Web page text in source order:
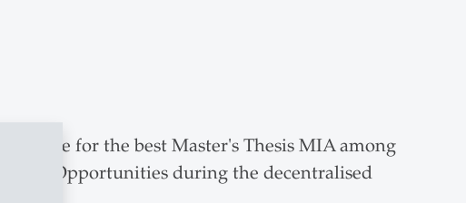
prize for the best Master's Thesis MIA among
Opportunities during the decentralised